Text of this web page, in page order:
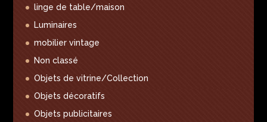
linge de table/maison
Luminaires
mobilier vintage
Non classé
Objets de vitrine/Collection
Objets décoratifs
Objets publicitaires